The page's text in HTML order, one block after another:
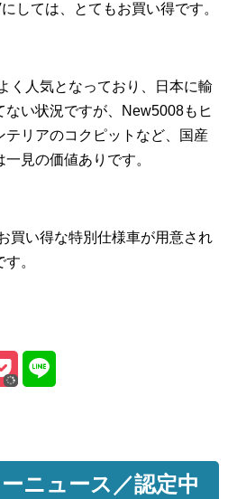
しては、とてもお買い得です。
く人気となっており、日本に輸
ない状況ですが、New5008もヒ
テリアのコクピットなど、国産
見の価値ありです。
買い得な特別仕様車が用意され
。
ニュース／認定中